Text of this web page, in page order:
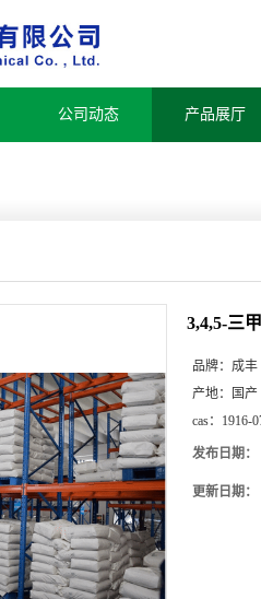
公司动态 产品展厅
3,4,5-三
品牌： 成丰
产地：
国产
cas： 1916-
发布日期：
更新日期：